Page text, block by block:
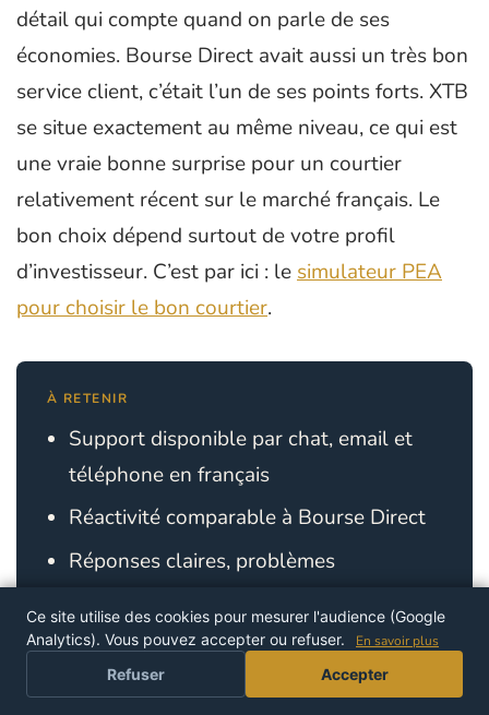
détail qui compte quand on parle de ses
économies. Bourse Direct avait aussi un très bon
service client, c’était l’un de ses points forts. XTB
se situe exactement au même niveau, ce qui est
une vraie bonne surprise pour un courtier
relativement récent sur le marché français. Le
bon choix dépend surtout de votre profil
d’investisseur. C’est par ici : le simulateur PEA
pour choisir le bon courtier.
À RETENIR
Support disponible par chat, email et
téléphone en français
Réactivité comparable à Bourse Direct
Réponses claires, problèmes
PROFITER DE L'OFFRE
Ce site utilise des cookies pour mesurer l'audience (Google
Analytics). Vous pouvez accepter ou refuser.
En savoir plus
Refuser Accepter